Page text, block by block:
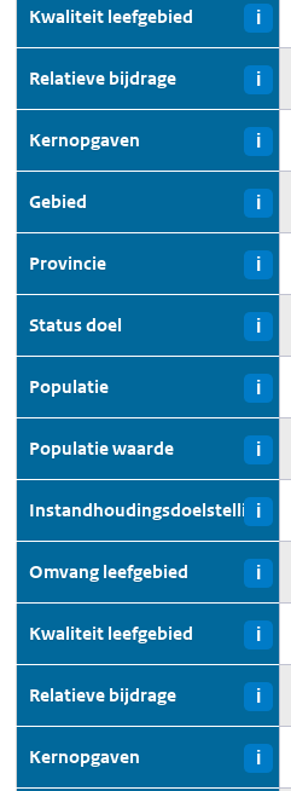
Kwaliteit leefgebied i
Relatieve bijdrage i
Kernopgaven i
Gebied i
Provincie i
Status doel i
Populatie i
Populatie waarde i
Instandhoudingsdoelstellingi
Omvang leefgebied i
Kwaliteit leefgebied i
Relatieve bijdrage i
Kernopgaven i